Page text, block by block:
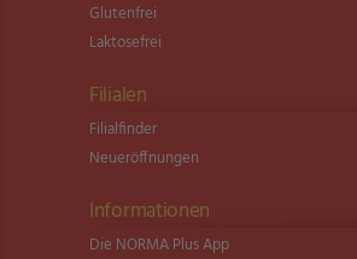
Glutenfrei
Laktosefrei
Filialen
Filialfinder
Neueröffnungen
Informationen
Die NORMA Plus App